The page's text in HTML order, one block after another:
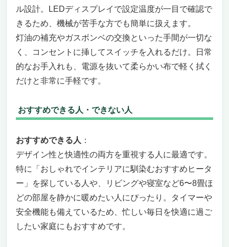
ル設計。LEDディスプレイで設定温度が一目で確認で
きるため、機械が苦手な方でも簡単に扱えます。
灯油の補充やガスボンベの交換といった手間が一切な
く、コンセントに挿してスイッチを入れるだけ。日常
的なお手入れも、電源を抜いて柔らかい布で軽く拭く
だけと非常に手軽です。
おすすめできる人・できない人
おすすめできる人 ：
デザイン性と快適性の両方を重視する人に最適です。
特に「おしゃれでインテリアに馴染むおすすめヒータ
ー」を探している人や、リビングや寝室など6〜8畳ほ
どの部屋を静かに暖めたい人にぴったり。タイマーや
安全機能も備えているため、忙しい毎日を快適に過ご
したい家庭にもおすすめです。